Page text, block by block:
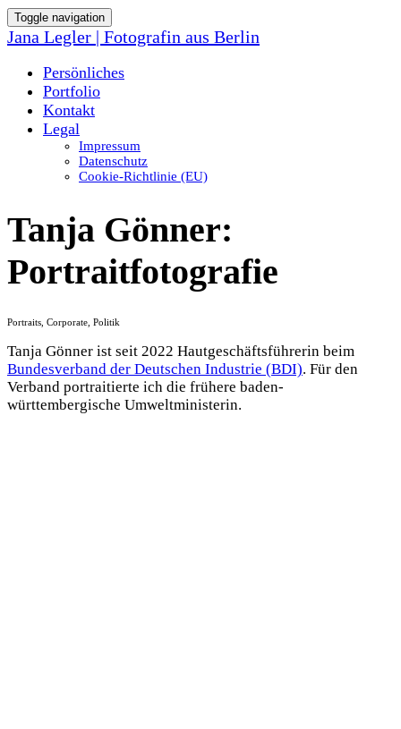
Toggle navigation
Jana Legler | Fotografin aus Berlin
Persönliches
Portfolio
Kontakt
Legal
Impressum
Datenschutz
Cookie-Richtlinie (EU)
Tanja Gönner:
Portraitfotografie
Portraits, Corporate, Politik
Tanja Gönner ist seit 2022 Hautgeschäftsführerin beim
Bundesverband der Deutschen Industrie (BDI). Für den
Verband portraitierte ich die frühere baden-
württembergische Umweltministerin.